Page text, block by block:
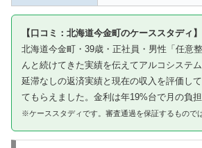
【口コミ：北海道今金町のケーススタディ】
北海道今金町・39歳・正社員・男性「任意
んと続けてきた実績を伝えてアルコシステム
延滞なしの返済実績と現在の収入を評価し
てもらえました。金利は年19%台で月の負担
※ケーススタディです。審査通過を保証するもので